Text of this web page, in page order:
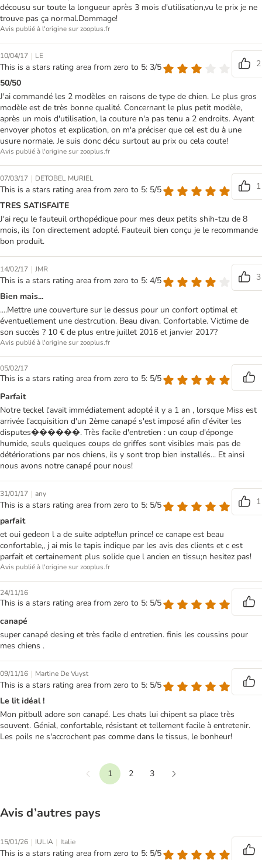
décousu sur toute la longueur après 3 mois d'utilisation,vu le prix je ne
trouve pas ça normal.Dommage!
Avis publié à l'origine sur zooplus.fr
10/04/17 | LE
This is a stars rating area from zero to 5: 3/5
2
50/50
J'ai commandé les 2 modèles en raisons de type de chien. Le plus gros
modèle est de très bonne qualité. Concernant le plus petit modèle,
après un mois d'utilisation, la couture n'a pas tenu a 2 endroits. Ayant
envoyer photos et explication, on m'a préciser que cel est du à une
usure normale. Je suis donc décu surtout au prix ou cela coute!
Avis publié à l'origine sur zooplus.fr
07/03/17 | DETOBEL MURIEL
This is a stars rating area from zero to 5: 5/5
1
TRES SATISFAITE
J'ai reçu le fauteuil orthopédique pour mes deux petits shih-tzu de 8
mois, ils l'on directement adopté. Fauteuil bien conçu je le recommande
bon produit.
14/02/17 | JMR
This is a stars rating area from zero to 5: 4/5
3
Bien mais...
....Mettre une couverture sur le dessus pour un confort optimal et
éventuellement une destrcution. Beau divan. Confortable. Victime de
son succès ? 10 € de plus entre juillet 2016 et janvier 2017?
Avis publié à l'origine sur zooplus.fr
05/02/17
This is a stars rating area from zero to 5: 5/5
Parfait
Notre teckel l'avait immédiatement adopté il y a 1 an , lorsque Miss est
arrivée l'acquisition d'un 2ème canapé s'est imposé afin d'éviter les
disputes������. Très facile d'entretien : un coup d'éponge
humide, seuls quelques coups de griffes sont visibles mais pas de
détériorations par nos chiens, ils y sont trop bien installés... Et ainsi
nous avons notre canapé pour nous!
31/01/17 | any
This is a stars rating area from zero to 5: 5/5
1
parfait
et oui gedeon l a de suite adpte!!un prince! ce canape est beau
confortable,, j ai mis le tapis indique par les avis des clients et c est
parfait et certainement plus solide que l ancien en tissu;n hesitez pas!
Avis publié à l'origine sur zooplus.fr
24/11/16
This is a stars rating area from zero to 5: 5/5
canapé
super canapé desing et très facile d entretien. finis les coussins pour
mes chiens .
09/11/16 | Martine De Vuyst
This is a stars rating area from zero to 5: 5/5
Le lit idéal !
Mon pitbull adore son canapé. Les chats lui chipent sa place très
souvent. Génial, confortable, résistant et tellement facile à entretenir.
Les poils ne s'accrochent pas comme dans le tissus, le bonheur!
Précédent
1 2
3
Avis d’autres pays
15/01/26 | IULIA | Italie
This is a stars rating area from zero to 5: 5/5